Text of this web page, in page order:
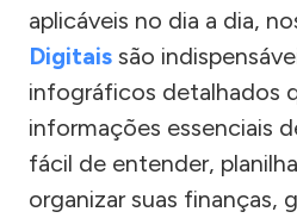
aplicáveis no dia a dia,
Digitais são
infográficos detalhados
informações essenciais
fácil de entender,
organizar suas finanças,